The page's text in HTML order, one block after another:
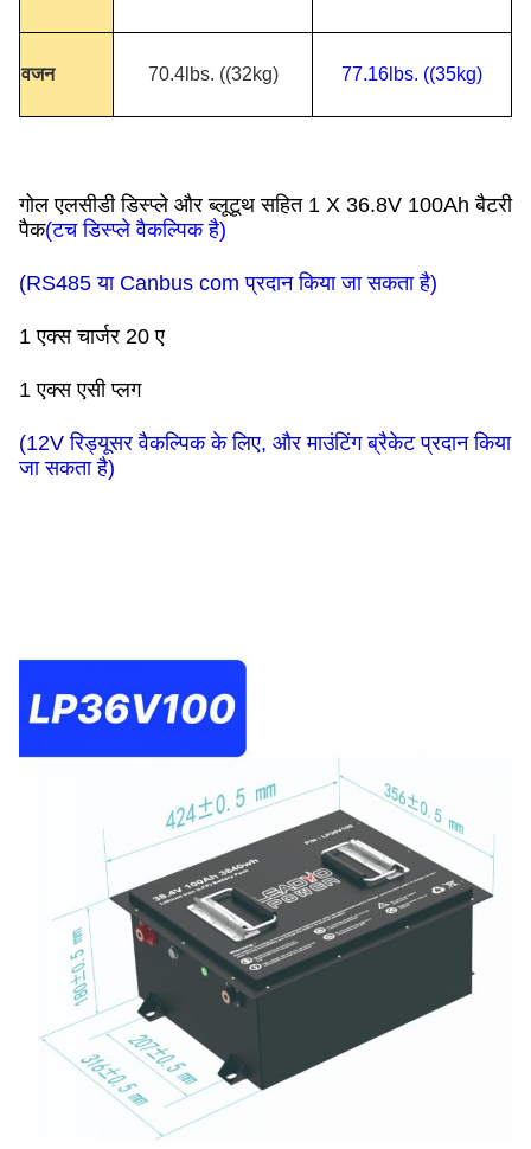
वजन 70.4lbs. ((32kg) 77.16lbs. ((35kg)
गोल एलसीडी डिस्प्ले और ब्लूटूथ सहित 1 X 36.8V 100Ah बैटरी
पैक(टच डिस्प्ले वैकल्पिक है)
(RS485 या Canbus com प्रदान किया जा सकता है)
1 एक्स चार्जर 20 ए
1 एक्स एसी प्लग
(12V रिड्यूसर वैकल्पिक के लिए, और माउंटिंग ब्रैकेट प्रदान किया
जा सकता है)